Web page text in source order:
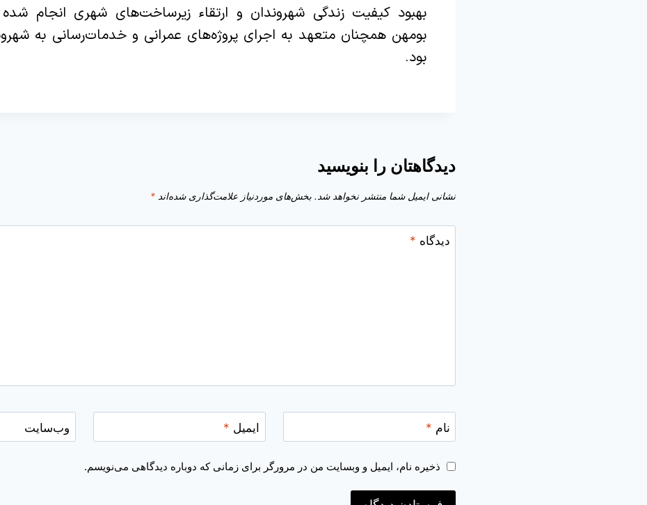
بهبود کیفیت زندگی شهروندان و ارتقاء زیرساخت‌های شهری انجام
بومهن همچنان متعهد به اجرای پروژه‌های عمرانی و خدمات‌رسانی به
بود.
دیدگاهتان را بنویسید
نشانی ایمیل شما منتشر نخواهد شد. بخش‌های موردنیاز علامت‌گذاری شده‌اند *
دیدگاه *
نام * ایمیل * وب‌سایت
ذخیره نام، ایمیل و وبسایت من در مرورگر برای زمانی که دوباره دیدگاهی می‌نویسم.